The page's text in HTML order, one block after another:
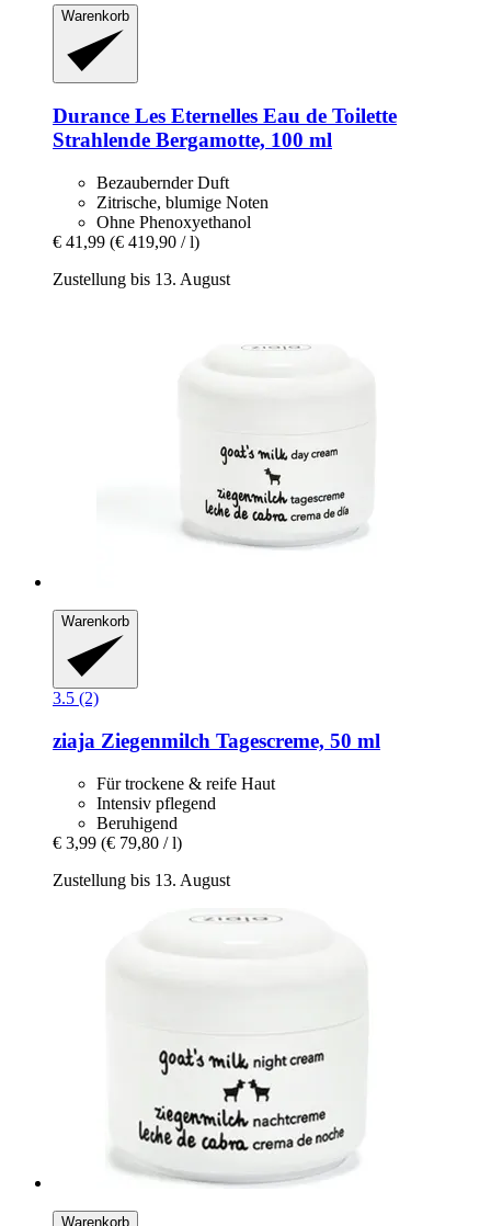
Warenkorb
Durance Les Eternelles Eau de Toilette
Strahlende Bergamotte, 100 ml
Bezaubernder Duft
Zitrische, blumige Noten
Ohne Phenoxyethanol
€ 41,99 (€ 419,90 / l)
Zustellung bis 13. August
Warenkorb
3.5 (2)
ziaja Ziegenmilch Tagescreme, 50 ml
Für trockene & reife Haut
Intensiv pflegend
Beruhigend
€ 3,99 (€ 79,80 / l)
Zustellung bis 13. August
Warenkorb